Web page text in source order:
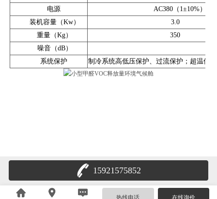
电源
AC380（1±10%）
装机容量（Kw）
3.0
重量（Kg）
350
噪音（dB）
系统保护
制冷系统高低压保护、过流保护；超温保
15921575852
热线电话 在线询价